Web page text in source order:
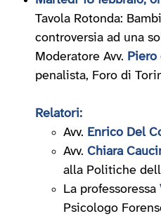
Tavola Rotonda:
controversia ad una
Moderatore Avv. Piero
penalista, Foro di
Relatori:
Avv. Enrico Del
Avv. Chiara
alla Politiche
La professoressa
Psicologo